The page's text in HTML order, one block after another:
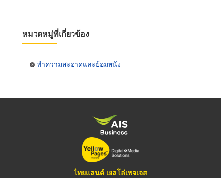
หมวดหมู่ที่เกี่ยวข้อง
ทำความสะอาดและย้อมหนัง
ไทยแลนด์ เยลโล่เพจเจส